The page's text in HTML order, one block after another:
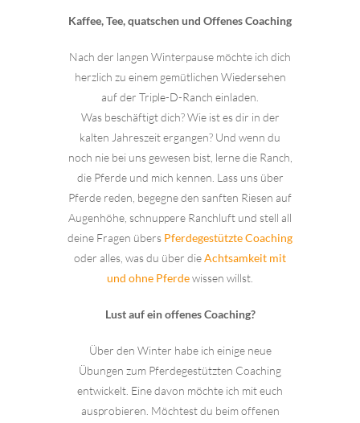
Kaffee, Tee, quatschen und Offenes Coaching
Nach der langen Winterpause möchte ich dich
herzlich zu einem gemütlichen Wiedersehen
auf der Triple-D-Ranch einladen.
Was beschäftigt dich? Wie ist es dir in der
kalten Jahreszeit ergangen? Und wenn du
noch nie bei uns gewesen bist, lerne die Ranch,
die Pferde und mich kennen. Lass uns über
Pferde reden, begegne den sanften Riesen auf
Augenhöhe, schnuppere Ranchluft und stell all
deine Fragen übers Pferdegestützte Coaching
oder alles, was du über dieAchtsamkeit mit
und ohne Pferdewissen willst.
Lust auf ein offenes Coaching?
Über den Winter habe ich einige neue
Übungen zum Pferdegestützten Coaching
entwickelt. Eine davon möchte ich mit euch
ausprobieren. Möchtest du beim offenen